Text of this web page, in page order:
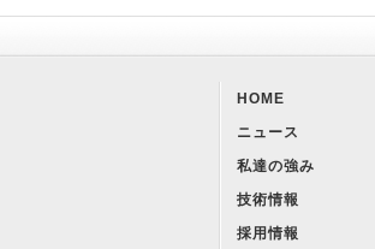
HOME
ニュース
私達の強み
技術情報
採用情報